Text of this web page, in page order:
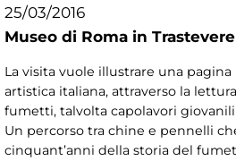
25/03/2016
Museo di Roma in Trastevere
La visita vuole illustrare una
artistica italiana, attraverso la
fumetti, talvolta capolavori
Un percorso tra chine e pennelli
cinquant’anni della storia del